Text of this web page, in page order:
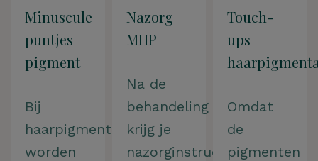
Minuscule
puntjes
pigment
Bij
haarpigmentatie
worden
Nazorg
MHP
Na de
behandeling
krijg je
nazorginstructies
Touch-
ups
Omdat
de
pigmenten